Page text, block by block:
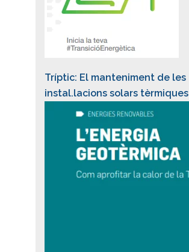
Tríptic: El manteniment de les
instal.lacions solars tèrmiques